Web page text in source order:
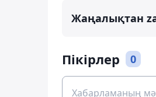
Жаңалықтан
Пікірлер 0